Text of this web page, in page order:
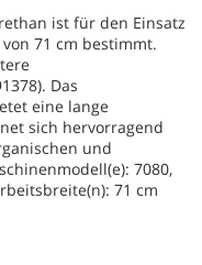
ist für den Einsatz
71 cm bestimmt.
Das
eine lange
sich hervorragend
und
7080,
71 cm